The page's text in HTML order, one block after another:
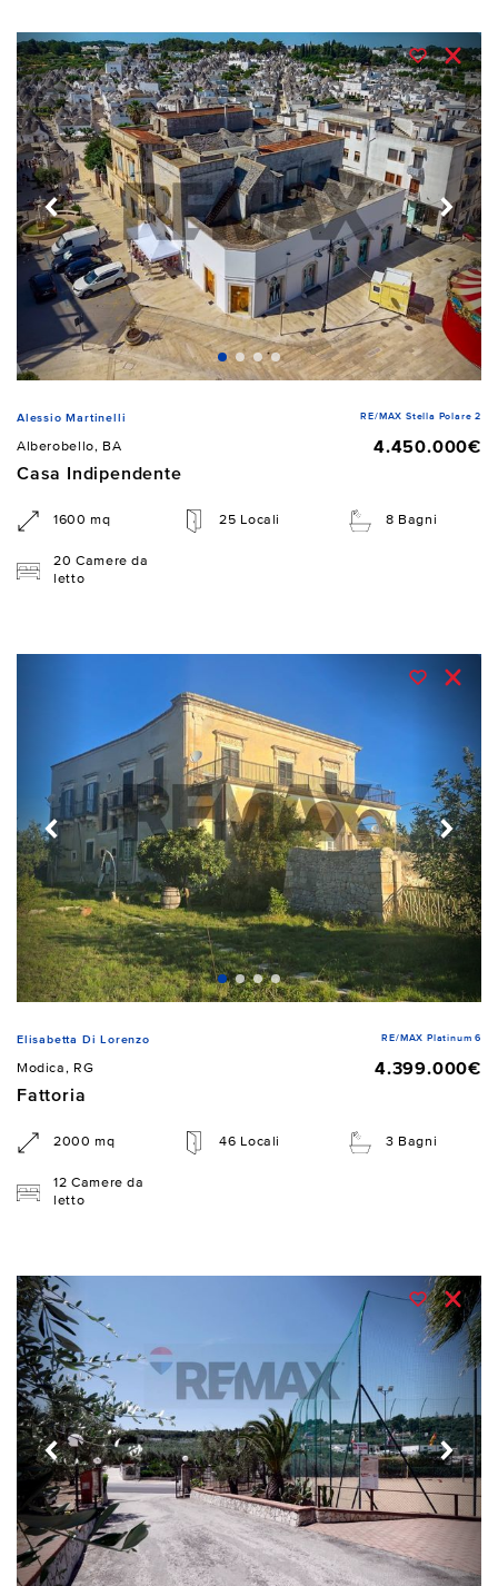
Alessio Martinelli RE/MAX Stella Polare 2
Alberobello, BA
4.450.000€
Casa Indipendente
1600 mq 25 Locali 8 Bagni
20 Camere da
letto
Elisabetta Di Lorenzo RE/MAX Platinum 6
Modica, RG
4.399.000€
Fattoria
2000 mq 46 Locali 3 Bagni
12 Camere da
letto